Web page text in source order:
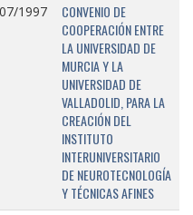
1997
CONVENIO DE
COOPERACIÓN ENTRE
LA UNIVERSIDAD DE
MURCIA Y LA
UNIVERSIDAD DE
VALLADOLID, PARA LA
CREACIÓN DEL
INSTITUTO
INTERUNIVERSITARIO
DE NEUROTECNOLOGÍA
Y TÉCNICAS AFINES